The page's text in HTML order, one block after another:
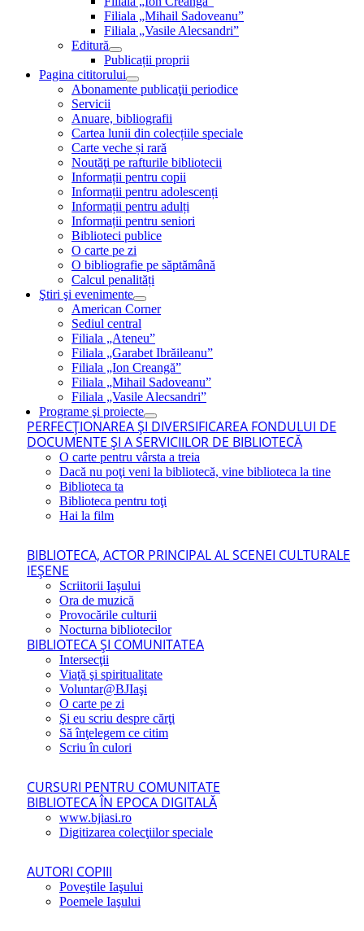
Filiala „Mihail Sadoveanu”
Filiala „Vasile Alecsandri”
Editură
Publicații proprii
Pagina cititorului
Abonamente publicaţii periodice
Servicii
Anuare, bibliografii
Cartea lunii din colecțiile speciale
Carte veche și rară
Noutăţi pe rafturile bibliotecii
Informații pentru copii
Informații pentru adolescenți
Informații pentru adulți
Informații pentru seniori
Biblioteci publice
O carte pe zi
O bibliografie pe săptămână
Calcul penalități
Ştiri şi evenimente
American Corner
Sediul central
Filiala „Ateneu”
Filiala „Garabet Ibrăileanu”
Filiala „Ion Creangă”
Filiala „Mihail Sadoveanu”
Filiala „Vasile Alecsandri”
Programe şi proiecte
PERFECŢIONAREA ŞI DIVERSIFICAREA FONDULUI DE
DOCUMENTE ŞI A SERVICIILOR DE BIBLIOTECĂ
O carte pentru vârsta a treia
Dacă nu poţi veni la bibliotecă, vine biblioteca la tine
Biblioteca ta
Biblioteca pentru toţi
Hai la film
BIBLIOTECA, ACTOR PRINCIPAL AL SCENEI CULTURALE
IEŞENE
Scriitorii Iaşului
Ora de muzică
Provocările culturii
Nocturna bibliotecilor
BIBLIOTECA ŞI COMUNITATEA
Intersecţii
Viaţă şi spiritualitate
Voluntar@BJIaşi
O carte pe zi
Şi eu scriu despre cărţi
Să înţelegem ce citim
Scriu în culori
CURSURI PENTRU COMUNITATE
BIBLIOTECA ÎN EPOCA DIGITALĂ
www.bjiasi.ro
Digitizarea colecţiilor speciale
AUTORI COPIII
Poveştile Iaşului
Poemele Iaşului